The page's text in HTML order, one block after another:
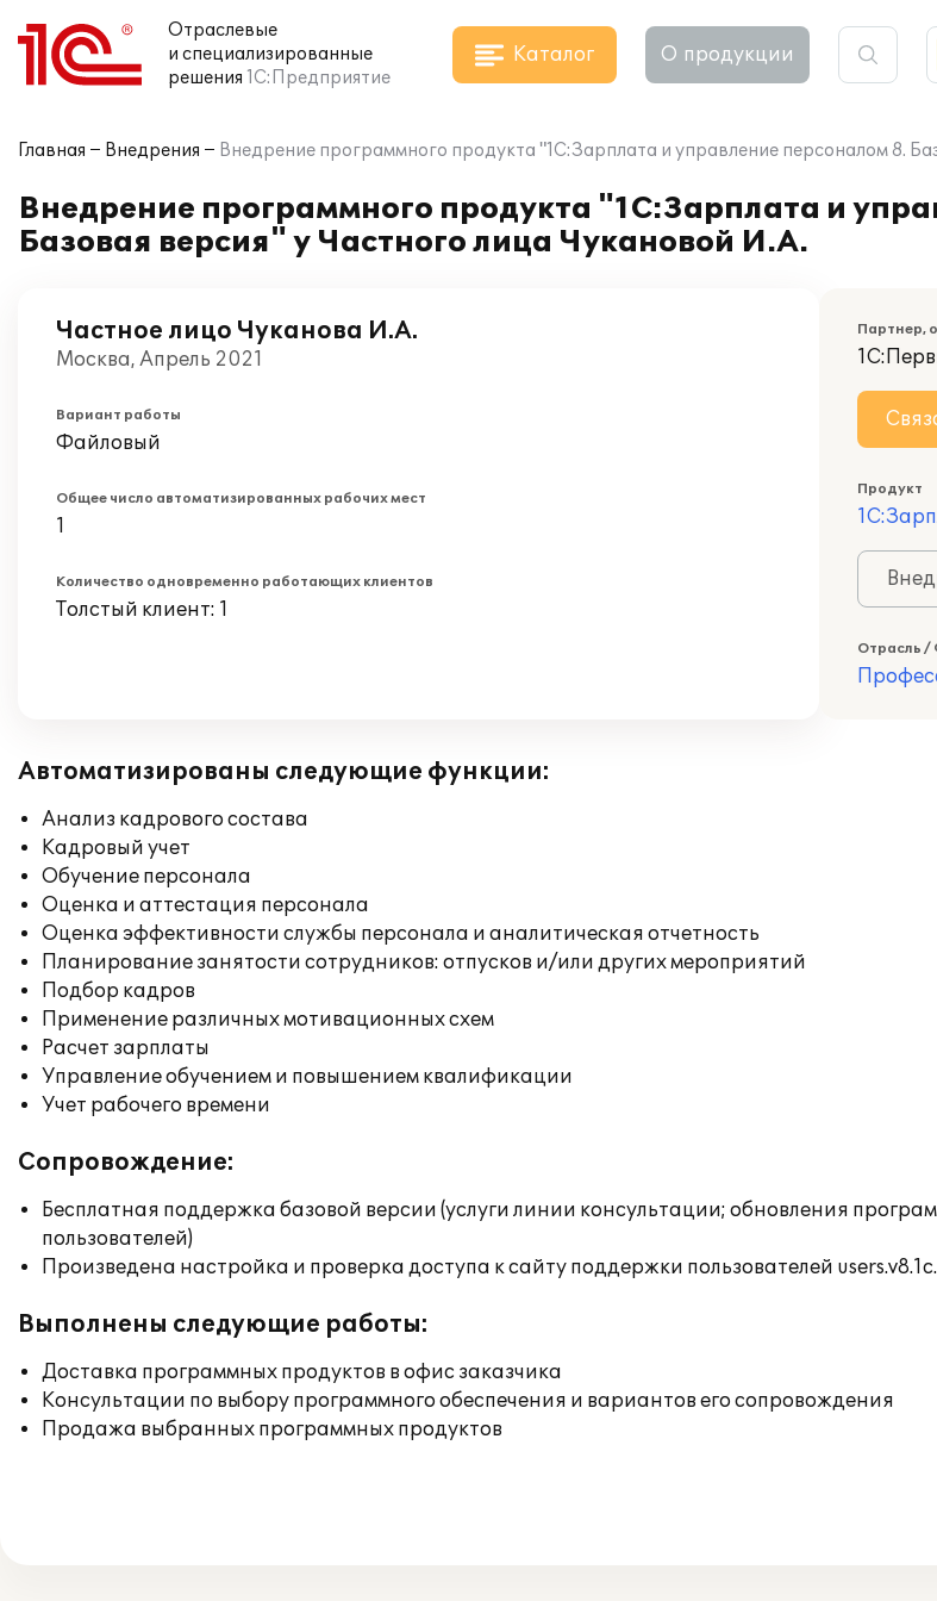
Отраслевые
и специализированные
решения 1С:Предприятие
Каталог О продукции
Главная Внедрения Внедрение программного продукта "1С:Зарплата и управление персоналом 8.
Внедрение программного продукта "1С:Зарплата и
Базовая версия" у Частного лица Чукановой И.А.
Частное лицо Чуканова И.А.
Москва, Апрель 2021
Вариант работы
Файловый
Общее число автоматизированных рабочих мест
1
Количество одновременно работающих клиентов
Толстый клиент: 1
Партнер,
Продукт
Отрасль /
Автоматизированы следующие функции:
Анализ кадрового состава
Кадровый учет
Обучение персонала
Оценка и аттестация персонала
Оценка эффективности службы персонала и аналитическая отчетность
Планирование занятости сотрудников: отпусков и/или других мероприятий
Подбор кадров
Применение различных мотивационных схем
Расчет зарплаты
Управление обучением и повышением квалификации
Учет рабочего времени
Сопровождение:
Бесплатная поддержка базовой версии (услуги линии консультации; обновления
пользователей)
Произведена настройка и проверка доступа к сайту поддержки пользователей
Выполнены следующие работы:
Доставка программных продуктов в офис заказчика
Консультации по выбору программного обеспечения и вариантов его сопровождения
Продажа выбранных программных продуктов